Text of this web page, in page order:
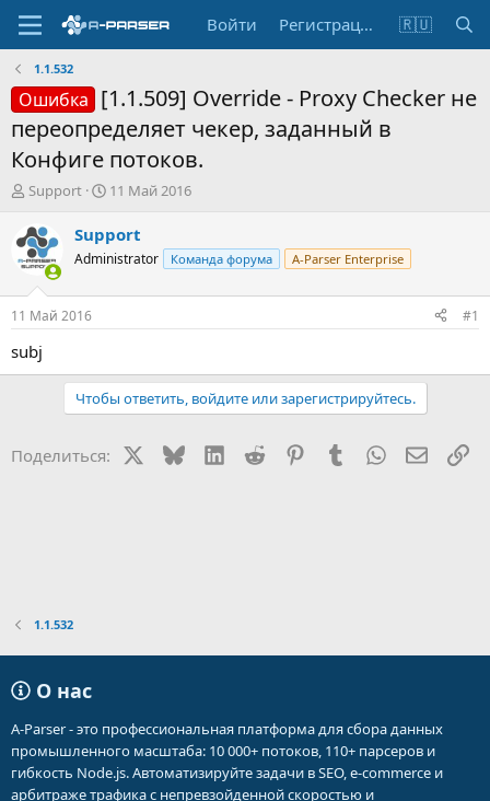
Войти Регистрация 🇷🇺
1.1.532
Ошибка [1.1.509] Override - Proxy Checker не
переопределяет чекер, заданный в
Конфиге потоков.
А
т
о
р
т
е
м
ы
Support
Д
т
а
н
а
11 Май 2016
Support
Administrator Команда форума A-Parser Enterprise
11 Май 2016 #1
subj
Чтобы ответить, войдите или зарегистрируйтесь.
Поделиться: BlueskyLinkedIn
Reddit PinterestTumblr WhatsApp
1.1.532
О нас
A-Parser - это профессиональная платформа для сбора данных
промышленного масштаба: 10 000+ потоков, 110+ парсеров и
гибкость Node.js. Автоматизируйте задачи в SEO, e-commerce и
арбитраже трафика с непревзойденной скоростью и